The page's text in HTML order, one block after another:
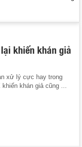
khiến khán giả
xử lý cực hay trong
khiến khán giả cũng ...